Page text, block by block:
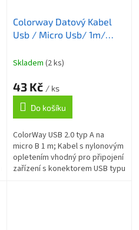
Colorway Datový Kabel
Usb / Micro Usb/ 1m/
Skladem (2 ks)
43 Kč / ks
Do košíku
ColorWay USB 2.0 typ A na
micro B 1 m; Kabel s nylonovým
opletením vhodný pro připojení
zařízení s konektorem USB typu